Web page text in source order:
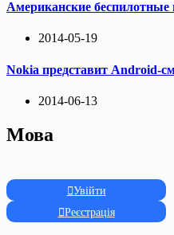
Американские беспилотные
2014-05-19
Nokia представит Android-
2014-06-13
Мова
Увійти
Реєстрація